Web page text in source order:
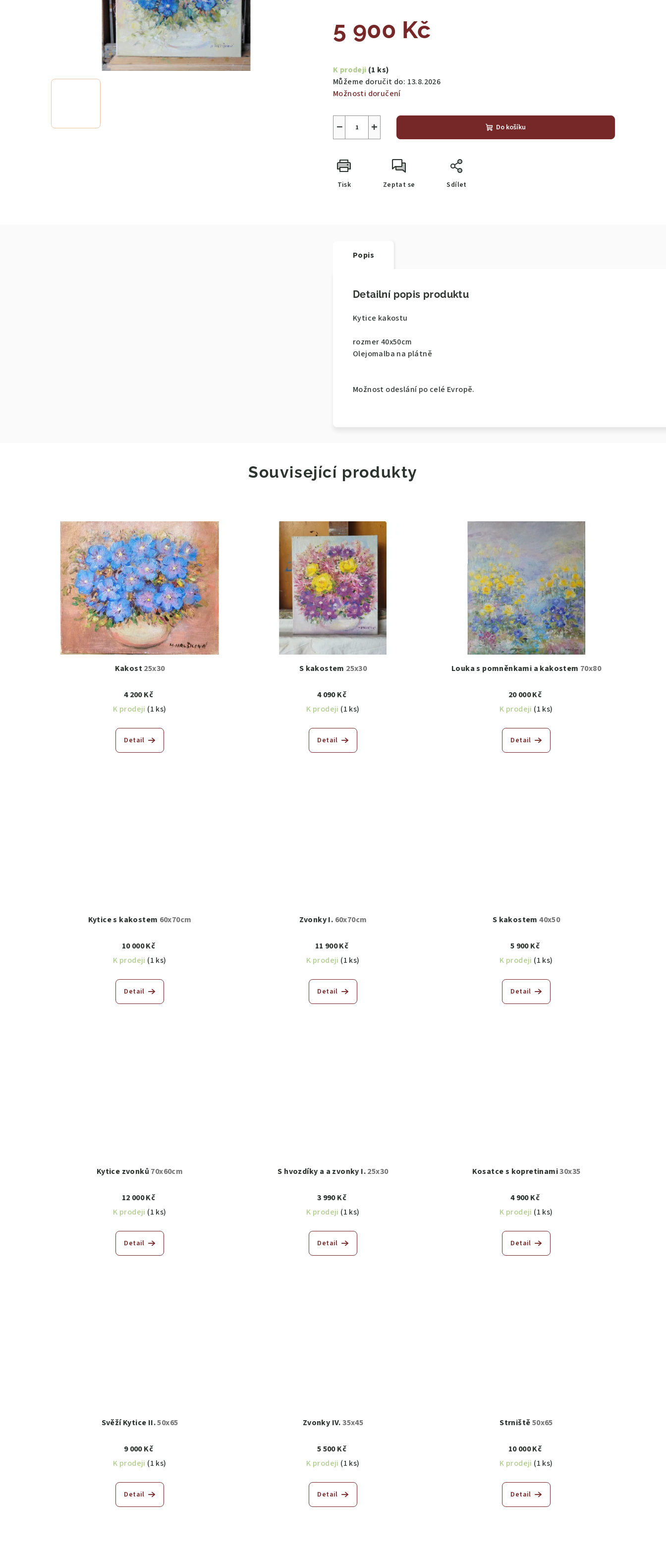
5 900 Kč
cena:
K prodeji (1 ks)
Můžeme doručit do: 13.8.2026
Možnosti doručení
+
− Do košíku
Tisk Zeptat se Sdílet
Popis
Detailní popis produktu
Kytice kakostu
rozmer 40x50cm
Olejomalba na plátně
Možnost odeslání po celé Evropě.
Související produkty
Kakost25x30
4 200 Kč
K prodeji (1 ks)
Detail
S kakostem 25x30
4 090 Kč
K prodeji (1 ks)
Detail
Louka s pomněnkami a kakostem 70x80
20 000 Kč
K prodeji (1 ks)
Detail
Kytice s kakostem 60x70cm
10 000 Kč
K prodeji (1 ks)
Detail
Zvonky I. 60x70cm
11 900 Kč
K prodeji (1 ks)
Detail
S kakostem40x50
5 900 Kč
K prodeji (1 ks)
Detail
Kytice zvonků 70x60cm
12 000 Kč
K prodeji (1 ks)
Detail
S hvozdíky a a zvonky I.25x30
3 990 Kč
K prodeji (1 ks)
Detail
Kosatce s kopretinami30x35
4 900 Kč
K prodeji (1 ks)
Detail
Svěží Kytice II.50x65
9 000 Kč
K prodeji (1 ks)
Detail
Zvonky IV.35x45
5 500 Kč
K prodeji (1 ks)
Detail
Strniště50x65
10 000 Kč
K prodeji (1 ks)
Detail